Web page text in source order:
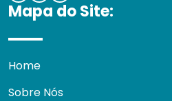
Mapa do Site:
Home
Sobre Nós